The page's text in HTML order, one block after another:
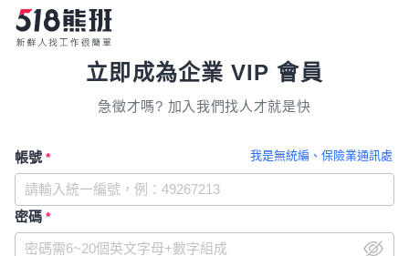
立即成為企業 VIP 會員
急徵才嗎? 加入我們找人才就是快
我是無統編、保險業通訊處
帳號 *
密碼 *